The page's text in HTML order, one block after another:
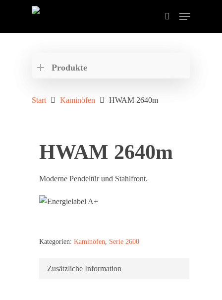
schließen der Suche.
Produkte
Start Kaminöfen HWAM 2640m
HWAM 2640m
Moderne Pendeltür und Stahlfront.
Kategorien: Kaminöfen Serie 2600
Zusätzliche Information